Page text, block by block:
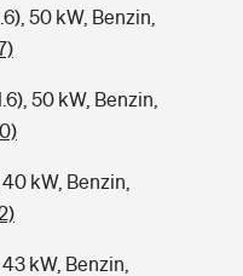
50 kW, Benzin,
50 kW, Benzin,
kW, Benzin,
kW, Benzin,